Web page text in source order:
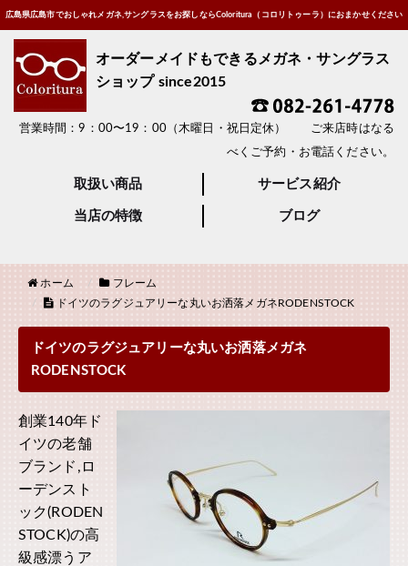
広島県広島市でおしゃれメガネ,サングラスをお探しならColoritura（コロリトゥーラ）におまかせください
オーダーメイドもできるメガネ・サングラス
ショップ since2015
営業時間：9：00〜19：00（木曜日・祝日定休） ご来店時はなる
べくご予約・お電話ください。
取扱い商品 サービス紹介
当店の特徴 ブログ
ホーム
フレーム
ドイツのラグジュアリーな丸いお洒落メガネRODENSTOCK
ドイツのラグジュアリーな丸いお洒落メガネ
RODENSTOCK
創業140年ド
イツの老舗
ブランド,ロ
ーデンスト
ック(RODEN
STOCK)の高
級感漂うア